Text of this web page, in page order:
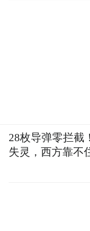
针
28枚导弹零拦截
失灵，西方靠不